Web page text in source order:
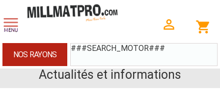
###SEARCH_MOTOR###
NOS RAYONS
Actualités et informations